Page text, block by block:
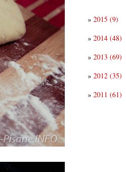
» 2015 (9)
» 2014 (48)
» 2013 (69)
» 2012 (35)
» 2011 (61)